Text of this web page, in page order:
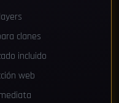
clanes
incluido
web